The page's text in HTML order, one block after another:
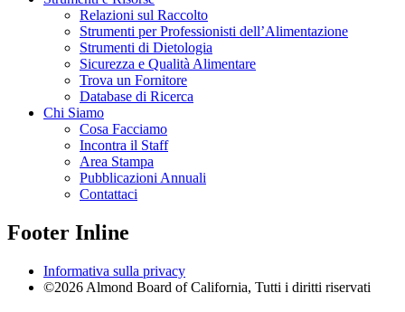
Relazioni sul Raccolto
Strumenti per Professionisti dell’Alimentazione
Strumenti di Dietologia
Sicurezza e Qualità Alimentare
Trova un Fornitore
Database di Ricerca
Chi Siamo
Cosa Facciamo
Incontra il Staff
Area Stampa
Pubblicazioni Annuali
Contattaci
Footer Inline
Informativa sulla privacy
©2026 Almond Board of California, Tutti i diritti riservati